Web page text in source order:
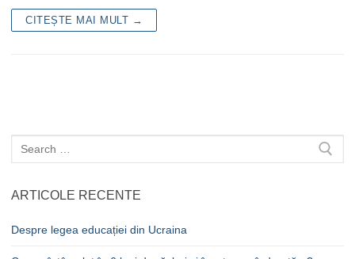
CITEȘTE MAI MULT →
Caută
după:
ARTICOLE RECENTE
Despre legea educației din Ucraina